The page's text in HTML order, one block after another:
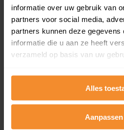
informatie over uw gebruik van
partners voor social media,
partners kunnen deze
informatie die u aan ze heeft
verzameld op basis van uw
Alles
Aanpassen
Direct leverbaar
Kadastrale kaart
Alleen globale ligging
omliggende percelen met de
dit inclusief de luchtfoto!